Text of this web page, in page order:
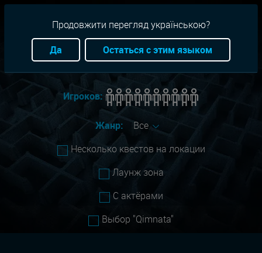
Город: Днепр
Игроков:
Жанр:
Все
Несколько квестов на локации
Лаунж зона
С актёрами
Выбор "Qimnata"
Продовжити перегляд українською?
Да
Остаться с этим языком